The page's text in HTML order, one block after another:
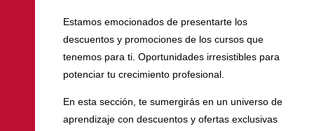
Estamos emocionados de presentarte los
descuentos y promociones de los cursos que
tenemos para ti. Oportunidades irresistibles para
potenciar tu crecimiento profesional.
En esta sección, te sumergirás en un universo de
aprendizaje con descuentos y ofertas exclusivas